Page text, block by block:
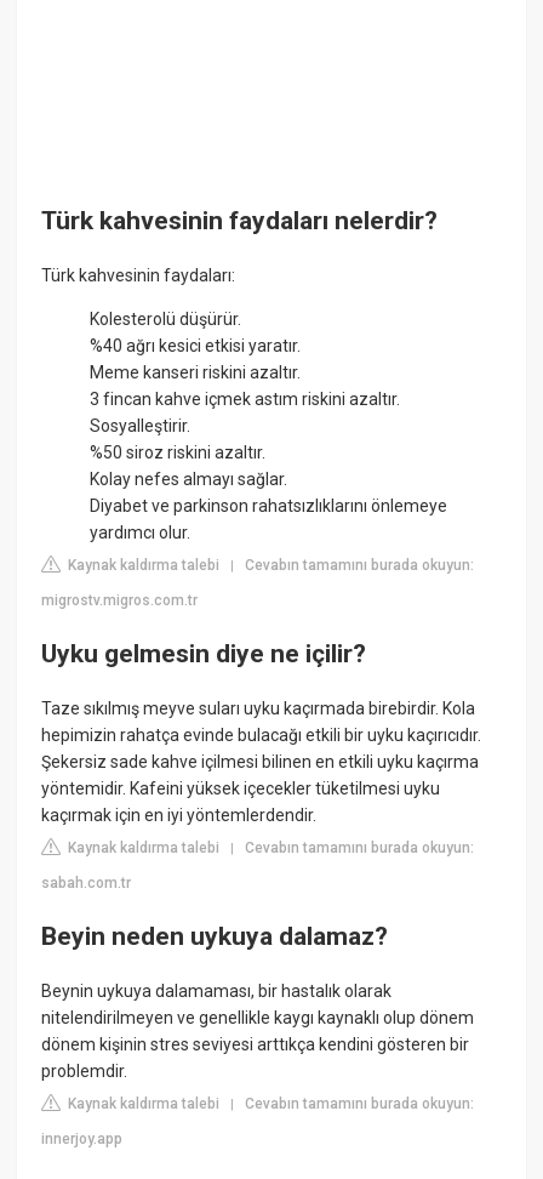
Türk kahvesinin faydaları nelerdir?
Türk kahvesinin faydaları:
Kolesterolü düşürür.
%40 ağrı kesici etkisi yaratır.
Meme kanseri riskini azaltır.
3 fincan kahve içmek astım riskini azaltır.
Sosyalleştirir.
%50 siroz riskini azaltır.
Kolay nefes almayı sağlar.
Diyabet ve parkinson rahatsızlıklarını önlemeye
yardımcı olur.
Kaynak kaldırma talebi |Cevabın tamamını burada okuyun:
migrostv.migros.com.tr
Uyku gelmesin diye ne içilir?
Taze sıkılmış meyve suları uyku kaçırmada birebirdir. Kola
hepimizin rahatça evinde bulacağı etkili bir uyku kaçırıcıdır.
Şekersiz sade kahve içilmesi bilinen en etkili uyku kaçırma
yöntemidir. Kafeini yüksek içecekler tüketilmesi uyku
kaçırmak için en iyi yöntemlerdendir.
Kaynak kaldırma talebi |Cevabın tamamını burada okuyun:
sabah.com.tr
Beyin neden uykuya dalamaz?
Beynin uykuya dalamaması, bir hastalık olarak
nitelendirilmeyen ve genellikle kaygı kaynaklı olup dönem
dönem kişinin stres seviyesi arttıkça kendini gösteren bir
problemdir.
Kaynak kaldırma talebi |Cevabın tamamını burada okuyun:
innerjoy.app